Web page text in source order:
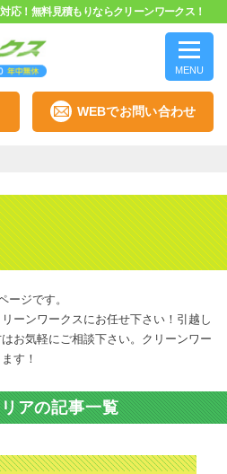
応！無料見積もりならクリーンワークス！
MENU
WEBでお問い合わせ
ージです。
ーンワークスにお任せ下さい！引越し
お気軽にご相談下さい。クリーンワー
す！
アの記事一覧